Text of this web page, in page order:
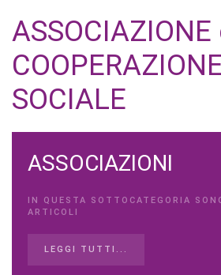
ASSOCIAZIONE
SOCIALE
ASSOCIAZIONI
IN QUESTA SOTTOCATEGORIA
ARTICOLI
LEGGI TUTTI...